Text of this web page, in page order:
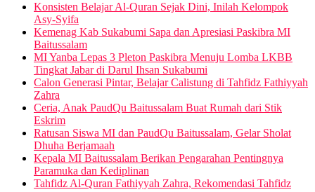
Konsisten Belajar Al-Quran Sejak Dini, Inilah Kelompok
Asy-Syifa
Kemenag Kab Sukabumi Sapa dan Apresiasi Paskibra MI
Baitussalam
MI Yanba Lepas 3 Pleton Paskibra Menuju Lomba LKBB
Tingkat Jabar di Darul Ihsan Sukabumi
Calon Generasi Pintar, Belajar Calistung di Tahfidz Fathiyyah
Zahra
Ceria, Anak PaudQu Baitussalam Buat Rumah dari Stik
Eskrim
Ratusan Siswa MI dan PaudQu Baitussalam, Gelar Sholat
Dhuha Berjamaah
Kepala MI Baitussalam Berikan Pengarahan Pentingnya
Paramuka dan Kediplinan
Tahfidz Al-Quran Fathiyyah Zahra, Rekomendasi Tahfidz